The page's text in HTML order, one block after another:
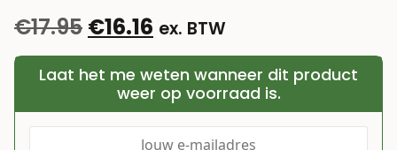
€17.95 €16.16 ex. BTW
Laat het me weten wanneer dit product
weer op voorraad is.